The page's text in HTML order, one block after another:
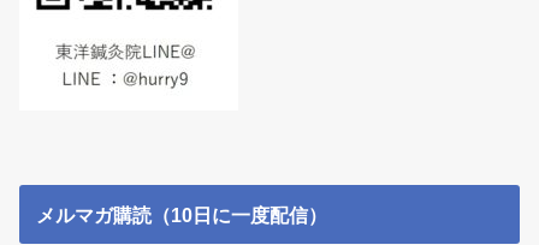
メルマガ購読（10日に一度配信）